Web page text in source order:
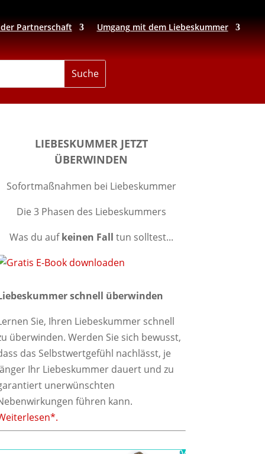
Partnerschaft Umgang mit dem Liebeskummer
LIEBESKUMMER JETZT
ÜBERWINDEN
Sofortmaßnahmen bei Liebeskummer
Die 3 Phasen des Liebeskummers
Was du aufkeinen Fall tun solltest...
schnell überwinden
Sie, Ihren Liebeskummer schnell
überwinden. Werden Sie sich bewusst,
das Selbstwertgefühl nachlässt, je
Ihr Liebeskummer dauert und zu
unerwünschten
führen kann.